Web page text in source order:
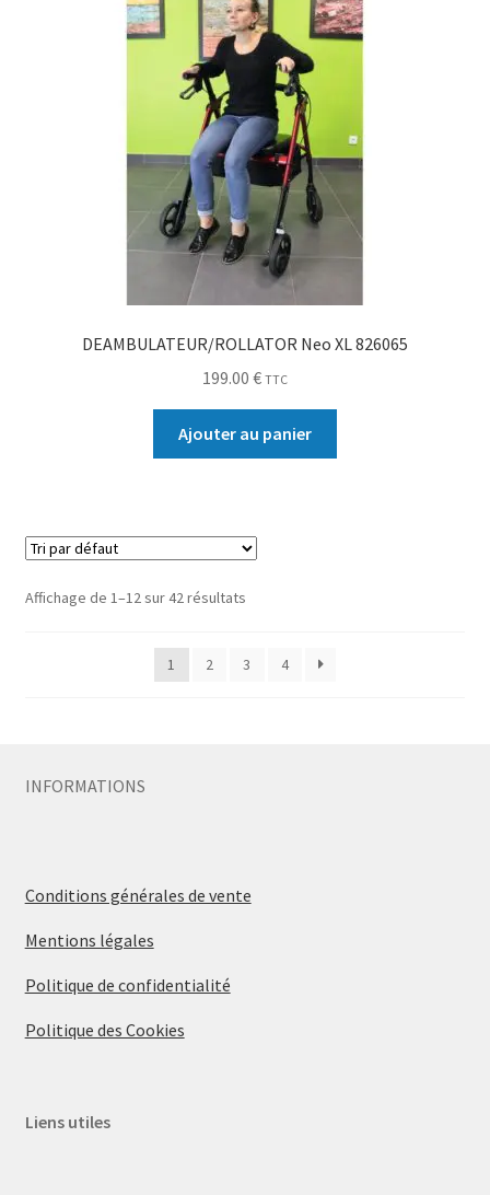
DEAMBULATEUR/ROLLATOR Neo XL 826065
199.00 € TTC
Ajouter au panier
Affichage de 1–12 sur 42 résultats
1 2 3 4
INFORMATIONS
Conditions générales de vente
Mentions légales
Politique de confidentialité
Politique des Cookies
Liens utiles